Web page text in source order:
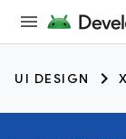
UI DESIGN